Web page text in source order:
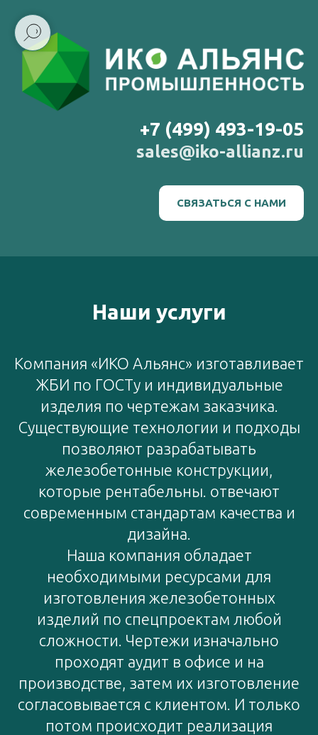
+7 (499) 493-19-05
sales@iko-allianz.ru
СВЯЗАТЬСЯ С НАМИ
Наши услуги
Компания «ИКО Альянс» изготавливает
ЖБИ по ГОСТу и индивидуальные
изделия по чертежам заказчика.
Существующие технологии и подходы
позволяют разрабатывать
железобетонные конструкции,
которые рентабельны. отвечают
современным стандартам качества и
дизайна.
Наша компания обладает
необходимыми ресурсами для
изготовления железобетонных
изделий по спецпроектам любой
сложности. Чертежи изначально
проходят аудит в офисе и на
производстве, затем их изготовление
согласовывается с клиентом. И только
потом происходит реализация